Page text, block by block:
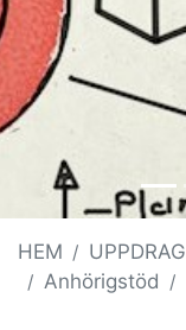
HEM UPPDRAG
Anhörigstöd